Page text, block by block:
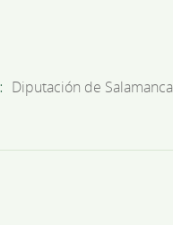
Diputación de Salamanca